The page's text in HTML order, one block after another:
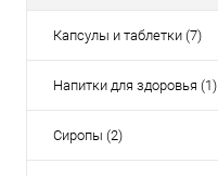
Капсулы и таблетки (7)
Напитки для здоровья (1)
Сиропы (2)